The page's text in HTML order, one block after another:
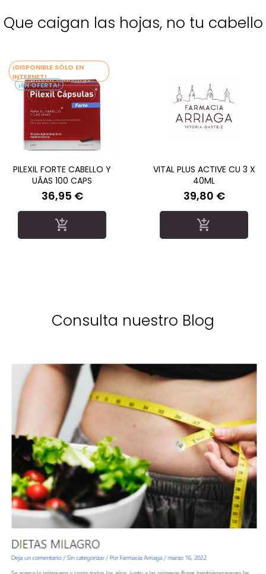
Que caigan las hojas, no tu cabello
¡DISPONIBLE SÓLO EN
INTERNET!
¡EN OFERTA!
PILEXIL FORTE CABELLO Y
UÃAS 100 CAPS
Precio
36,95 €

VITAL PLUS ACTIVE CU 3 X
40ML
Precio
39,80 €

Consulta nuestro Blog